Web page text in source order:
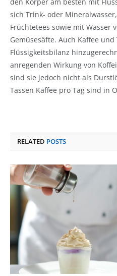
sich Trink- oder
Früchtetees sowie mit Wasser
Gemüsesäfte. Auch Kaffee
Flüssigkeitsbilanz
anregenden Wirkung von
sind sie jedoch nicht als
Tassen Kaffee pro Tag sind in
RELATED POSTS